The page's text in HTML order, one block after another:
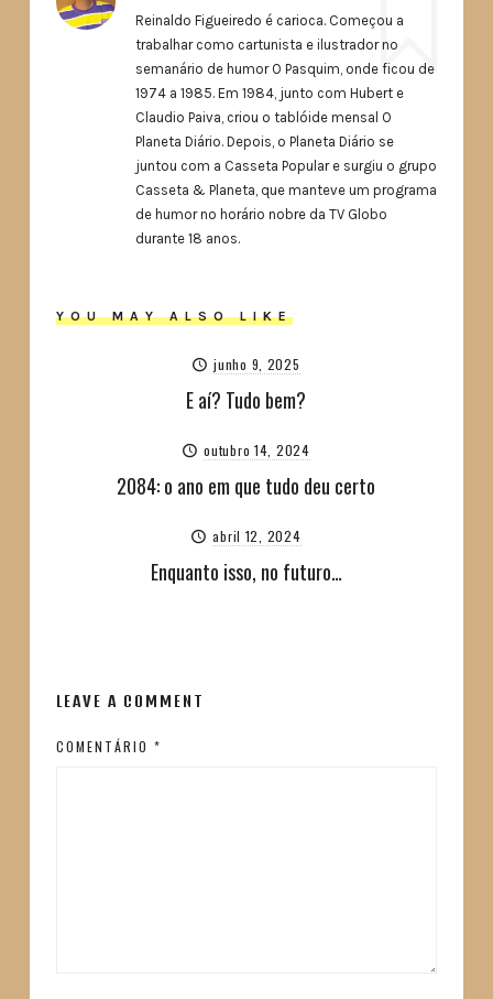
Reinaldo Figueiredo é carioca. Começou a
trabalhar como cartunista e ilustrador no
semanário de humor O Pasquim, onde ficou de
1974 a 1985. Em 1984, junto com Hubert e
Claudio Paiva, criou o tablóide mensal O
Planeta Diário. Depois, o Planeta Diário se
juntou com a Casseta Popular e surgiu o grupo
Casseta & Planeta, que manteve um programa
de humor no horário nobre da TV Globo
durante 18 anos.
YOU MAY ALSO LIKE
junho 9, 2025
E aí? Tudo bem?
outubro 14, 2024
2084: o ano em que tudo deu certo
abril 12, 2024
Enquanto isso, no futuro…
LEAVE A COMMENT
COMENTÁRIO *